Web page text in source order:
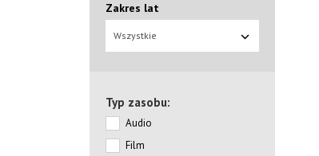
Zakres lat
Wszystkie
Typ zasobu:
Audio
Film